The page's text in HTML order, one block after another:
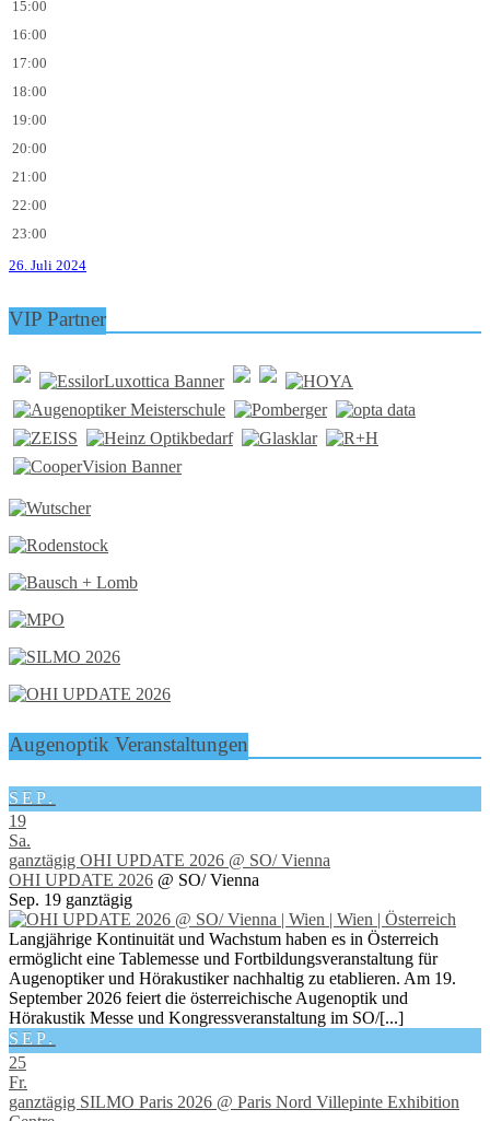
15:00
16:00
17:00
18:00
19:00
20:00
21:00
22:00
23:00
26. Juli 2024
VIP Partner
Augenoptik Veranstaltungen
SEP.
19
Sa.
ganztägig OHI UPDATE 2026 @ SO/ Vienna
OHI UPDATE 2026 @ SO/ Vienna
Sep. 19 ganztägig
Langjährige Kontinuität und Wachstum haben es in Österreich
ermöglicht eine Tablemesse und Fortbildungsveranstaltung für
Augenoptiker und Hörakustiker nachhaltig zu etablieren. Am 19.
September 2026 feiert die österreichische Augenoptik und
Hörakustik Messe und Kongressveranstaltung im SO/[...]
SEP.
25
Fr.
ganztägig SILMO Paris 2026 @ Paris Nord Villepinte Exhibition